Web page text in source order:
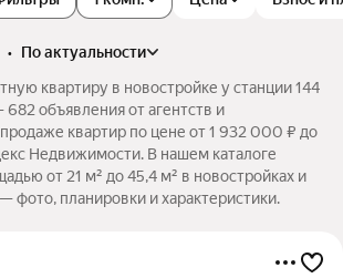
•
по актуальности
квартиру в новостройке у станции 144
объявления от агентств и
квартир по цене от 1 932 000 ₽ до
Недвижимости. В нашем каталоге
от 21 м² до 45,4 м² в новостройках и
фото, планировки и характеристики.